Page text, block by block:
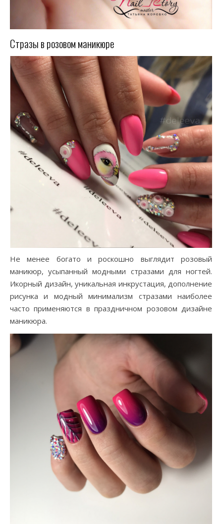
Стразы в розовом маникюре
Не менее богато и роскошно выглядит розовый
маникюр, усыпанный модными стразами для ногтей.
Икорный дизайн, уникальная инкрустация, дополнение
рисунка и модный минимализм стразами наиболее
часто применяются в праздничном розовом дизайне
маникюра.